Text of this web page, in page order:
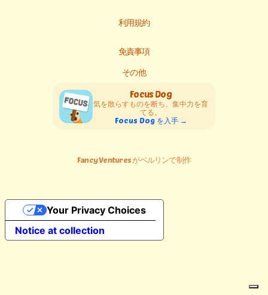
利用規約
免責事項
その他
Focus Dog
気を散らすものを断ち、集中力を育
てる。
Focus Dog を入手 →
Fancy Ventures がベルリンで制作
Notice at collection
Your Privacy Choices